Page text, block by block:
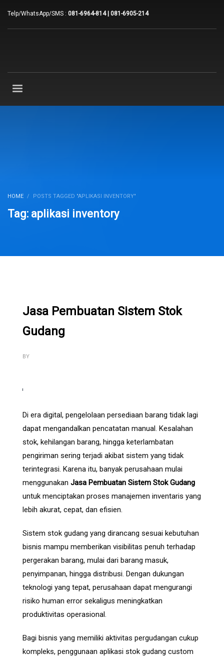
Telp/WhatsApp/SMS : 081-6964-814 | 081-6905-214
HOME POSTS TAGGED "APLIKASI INVENTORY"
Tag: aplikasi inventory
Jasa Pembuatan Sistem Stok
Gudang
BY
Di era digital, pengelolaan persediaan barang tidak lagi
dapat mengandalkan pencatatan manual. Kesalahan
stok, kehilangan barang, hingga keterlambatan
pengiriman sering terjadi akibat sistem yang tidak
terintegrasi. Karena itu, banyak perusahaan mulai
menggunakan Jasa Pembuatan Sistem Stok Gudang
untuk menciptakan proses manajemen inventaris yang
lebih akurat, cepat, dan efisien.
Sistem stok gudang yang dirancang sesuai kebutuhan
bisnis mampu memberikan visibilitas penuh terhadap
pergerakan barang, mulai dari barang masuk,
penyimpanan, hingga distribusi. Dengan dukungan
teknologi yang tepat, perusahaan dapat mengurangi
risiko human error sekaligus meningkatkan
produktivitas operasional.
Bagi bisnis yang memiliki aktivitas pergudangan cukup
kompleks, penggunaan aplikasi stok gudang custom